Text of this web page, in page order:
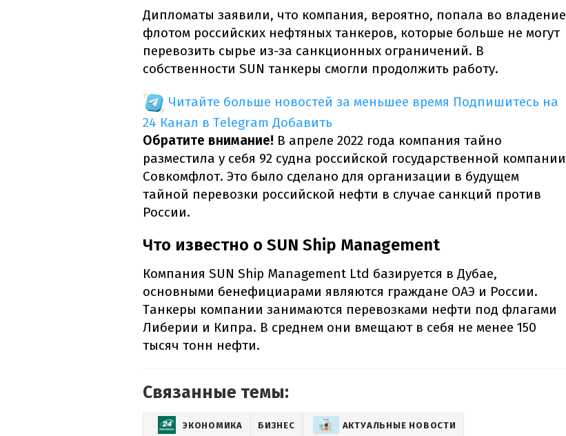
Дипломаты заявили, что компания, вероятно, попала во владение
флотом российских нефтяных танкеров, которые больше не могут
перевозить сырье из-за санкционных ограничений. В
собственности SUN танкеры смогли продолжить работу.
Читайте больше новостей за меньшее время Подпишитесь на
24 Канал в Telegram Добавить
Обратите внимание! В апреле 2022 года компания тайно
разместила у себя 92 судна российской государственной компании
Совкомфлот. Это было сделано для организации в будущем
тайной перевозки российской нефти в случае санкций против
России.
Что известно о SUN Ship Management
Компания SUN Ship Management Ltd базируется в Дубае,
основными бенефициарами являются граждане ОАЭ и России.
Танкеры компании занимаются перевозками нефти под флагами
Либерии и Кипра. В среднем они вмещают в себя не менее 150
тысяч тонн нефти.
Связанные темы:
ЭКОНОМИКА БИЗНЕС АКТУАЛЬНЫЕ НОВОСТИ